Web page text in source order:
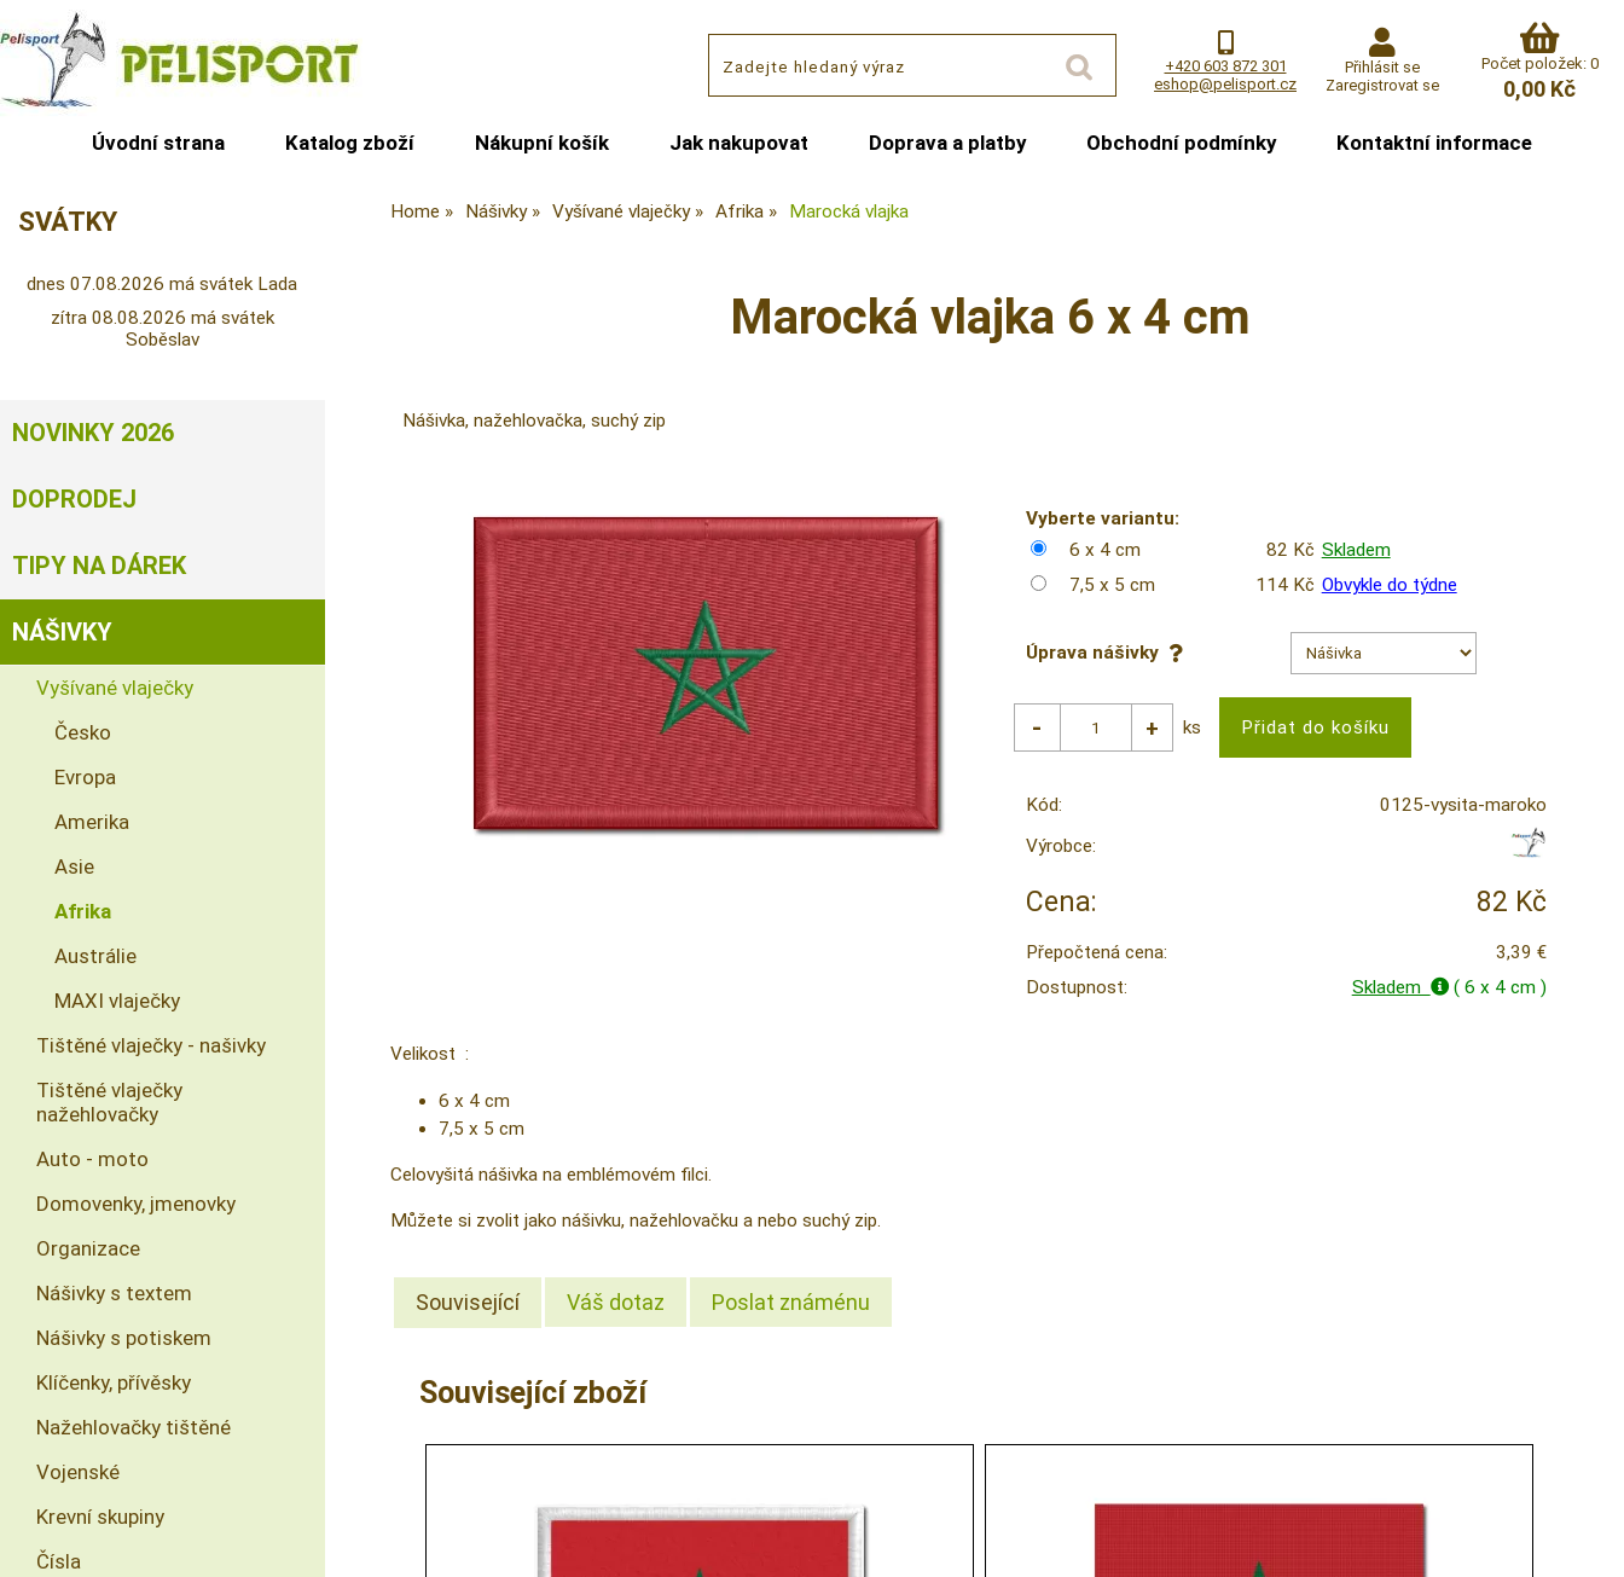
+420 603 872 301
eshop@pelisport.cz
Přihlásit se
Zaregistrovat se
Počet položek: 0
0,00 Kč
Úvodní strana Katalog zboží Nákupní košík Jak nakupovat Doprava a platby Obchodní podmínky Kontaktní informace
Home Nášivky Vyšívané vlaječky Afrika Marocká vlajka
Marocká vlajka 6 x 4 cm
Nášivka, nažehlovačka, suchý zip
Vyberte variantu:
6 x 4 cm
82 Kč Skladem
7,5 x 5 cm
114 Kč Obvykle do týdne
Úprava nášivky
ks
Kód:
0125-vysita-maroko
Výrobce:
Cena: 82 Kč
Přepočtená cena:
3,39 €
Dostupnost:
Skladem ( 6 x 4 cm )
Velikost :
6 x 4 cm
7,5 x 5 cm
Celovyšitá nášivka na emblémovém filci.
Můžete si zvolit jako nášivku, nažehlovačku a nebo suchý zip.
Související Váš dotaz Poslat známénu
Související zboží
SVÁTKY
dnes 07.08.2026 má svátek Lada
zítra 08.08.2026 má svátek
Soběslav
NOVINKY 2026
DOPRODEJ
TIPY NA DÁREK
NÁŠIVKY
Vyšívané vlaječky
Česko
Evropa
Amerika
Asie
Afrika
Austrálie
MAXI vlaječky
Tištěné vlaječky - našivky
Tištěné vlaječky
nažehlovačky
Auto - moto
Domovenky, jmenovky
Organizace
Nášivky s textem
Nášivky s potiskem
Klíčenky, přívěsky
Nažehlovačky tištěné
Vojenské
Krevní skupiny
Čísla